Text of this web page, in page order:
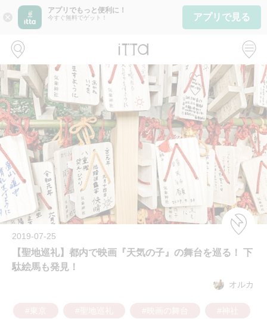
close
アプリでもっと便利に！
今すぐ無料でゲット！ アプリで見る
2019-07-25
【聖地巡礼】都内で映画『天気の子』の舞台を巡る！ 下
駄絵馬も発見！
オルカ